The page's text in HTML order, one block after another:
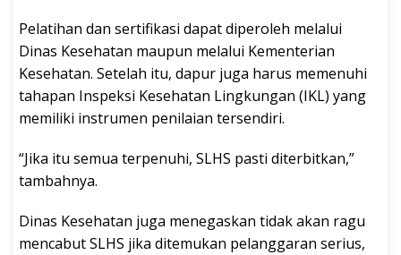
Pelatihan dan sertifikasi dapat diperoleh melalui
Dinas Kesehatan maupun melalui Kementerian
Kesehatan. Setelah itu, dapur juga harus memenuhi
tahapan Inspeksi Kesehatan Lingkungan (IKL) yang
memiliki instrumen penilaian tersendiri.
“Jika itu semua terpenuhi, SLHS pasti diterbitkan,”
tambahnya.
Dinas Kesehatan juga menegaskan tidak akan ragu
mencabut SLHS jika ditemukan pelanggaran serius,